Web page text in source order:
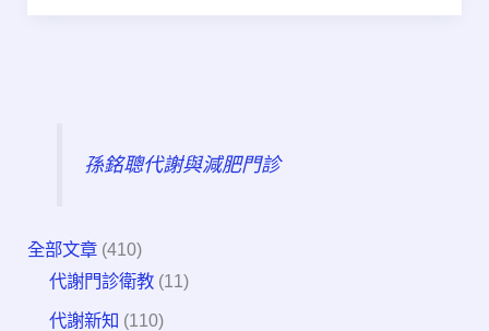
孫銘聰代謝與減肥門診
全部文章 (410)
代謝門診衛教 (11)
代謝新知 (110)